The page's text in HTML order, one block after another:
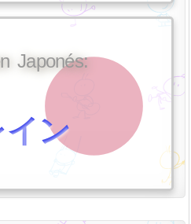
Japonés:
イン